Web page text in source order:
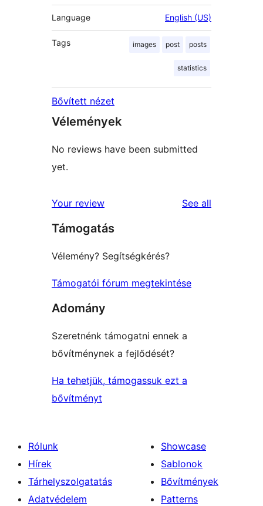
Language English (US)
Tags images post posts
statistics
Bővített nézet
Vélemények
No reviews have been submitted
yet.
Your review See all
Támogatás
Vélemény? Segítségkérés?
Támogatói fórum megtekintése
Adomány
Szeretnénk támogatni ennek a
bővítménynek a fejlődését?
Ha tehetjük, támogassuk ezt a
bővítményt
Rólunk
Hírek
Tárhelyszolgatatás
Adatvédelem
Showcase
Sablonok
Bővítmények
Patterns